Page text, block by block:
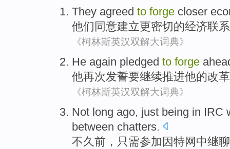
They agreed to forge closer
他们 同意建立更密切的经济联系
《柯林斯英汉双解大词典》
He again pledged to forge
他再次发誓要继续推进他的改革
《柯林斯英汉双解大词典》
Not long ago, just being in IRC
between chatters.
不久前 ， 只需参加因特网中继